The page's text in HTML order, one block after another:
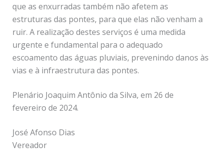
que as enxurradas também não afetem as
estruturas das pontes, para que elas não venham a
ruir. A realização destes serviços é uma medida
urgente e fundamental para o adequado
escoamento das águas pluviais, prevenindo danos às
vias e à infraestrutura das pontes.
Plenário Joaquim Antônio da Silva, em 26 de
fevereiro de 2024.
José Afonso Dias
Vereador